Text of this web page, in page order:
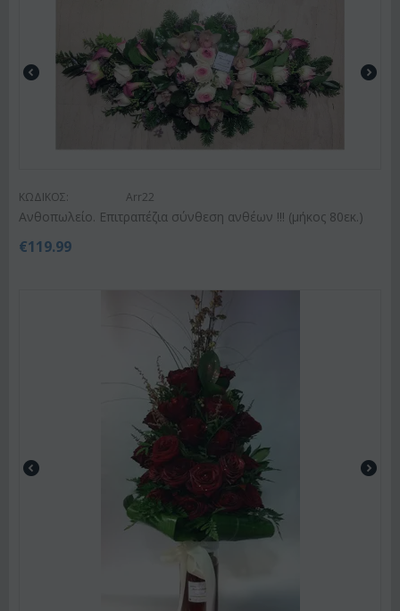
ΚΩΔΙΚΟΣ: Arr22
Ανθοπωλείο. Επιτραπέζια σύνθεση ανθέων !!! (μήκος 80εκ.)
€119.99